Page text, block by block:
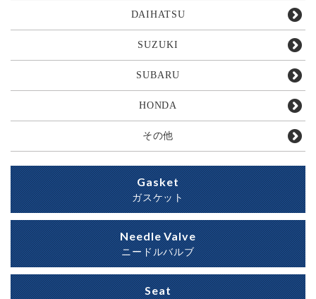
DAIHATSU
SUZUKI
SUBARU
HONDA
その他
Gasket
ガスケット
Needle Valve
ニードルバルブ
Seat